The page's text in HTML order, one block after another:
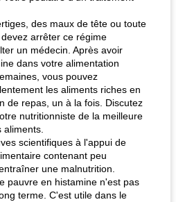
des maux de tête ou toute
arrêter ce régime
un médecin. Après avoir
dans votre alimentation
vous pouvez
les aliments riches en
de repas, un à la fois. Discutez
nutritionniste de la meilleure
scientifiques à l'appui de
contenant peu
une malnutrition.
pauvre en histamine n'est pas
terme. C'est utile dans le